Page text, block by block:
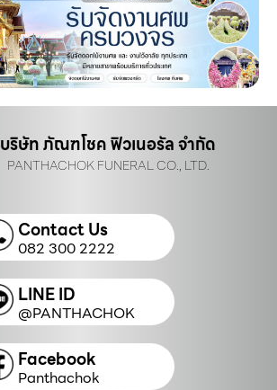
บริษัท ภัณฑโชค ฟิวเนอรัล จำกัด
PANTHACHOK FUNERAL CO., LTD.
Contact Us
082 300 2222
LINE ID
@PANTHACHOK
Facebook
Panthachok